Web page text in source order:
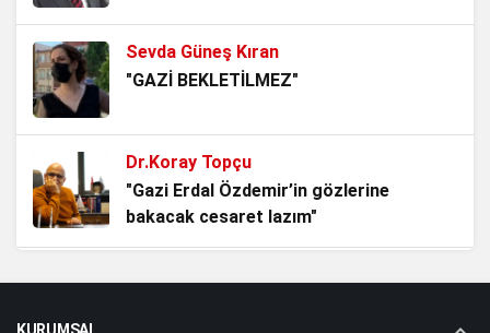
3 ay önce
Bu, Düzen ile Düzülenin oyunu! Akademik
3 ay önce
ALMAN VAKIFLARI VE GİZLİ
AJANDALARI
Sevda Güneş Kıran
"GAZİ BEKLETİLMEZ"
Dr.Koray Topçu
"Gazi Erdal Özdemir’in gözlerine
bakacak cesaret lazım"